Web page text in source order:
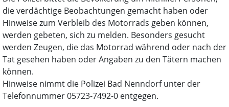
die verdächtige Beobachtungen gemacht haben oder
Hinweise zum Verbleib des Motorrads geben können,
werden gebeten, sich zu melden. Besonders gesucht
werden Zeugen, die das Motorrad während oder nach der
Tat gesehen haben oder Angaben zu den Tätern machen
können.
Hinweise nimmt die Polizei Bad Nenndorf unter der
Telefonnummer 05723-7492-0 entgegen.